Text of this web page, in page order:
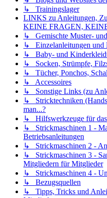
↳ Trainingslager
LINKS zu Anleitungen,
KEINE FRAGEN,
↳ Gemischte Muster-
↳ Einzelanleitungen und
↳ Baby- und
↳ Socken, Strümpfe,
↳ Tücher, Ponchos,
↳ Accessoires
↳ Sonstige Links (zu
↳ Stricktechniken
man...?
↳ Hilfswerkzeuge für
↳ Strickmaschinen 1 -
Betriebsanleitungen
↳ Strickmaschinen 2 -
↳ Strickmaschinen 3 -
Mitgliedern für Mitglieder
↳ Strickmaschinen 4 -
↳ Bezugsquellen
↳ Tipps, Tricks und